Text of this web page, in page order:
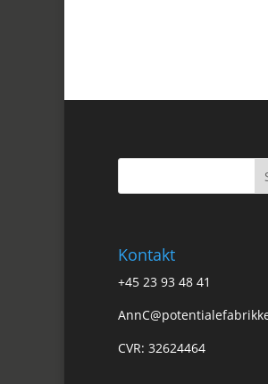
Kontakt
+45 23 93 48 41
CVR: 32624464